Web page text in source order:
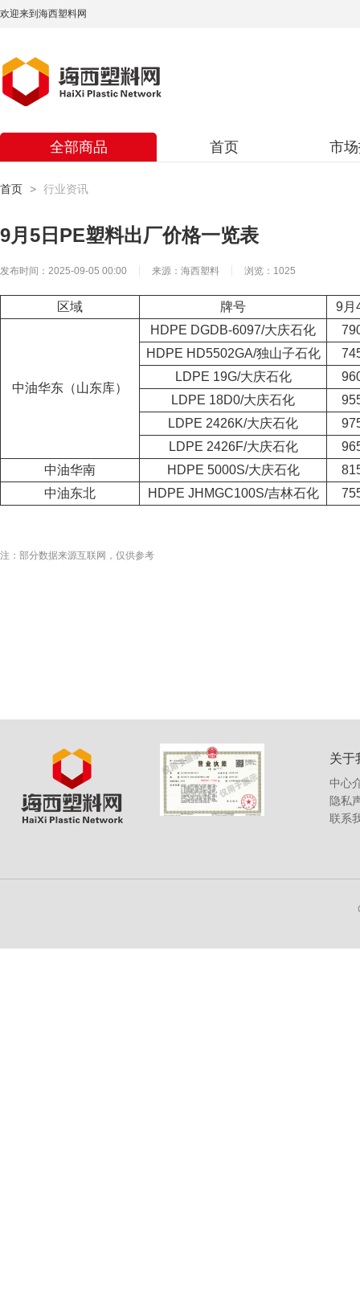
欢迎来到海西塑料网
首页 市
全部商品
首页 行业资讯
9月5日PE塑料出厂价格一览表
发布时间：2025-09-05 00:00 来源：海西塑料 浏览：1025
区域 牌号 9月
中油华东（山东库）
HDPE DGDB-6097/大庆石化
HDPE HD5502GA/独山子石化
LDPE 19G/大庆石化
LDPE 18D0/大庆石化
LDPE 2426K/大庆石化
LDPE 2426F/大庆石化
中油华南
HDPE 5000S/大庆石化
中油东北
HDPE JHMGC100S/吉林石化
注：部分数据来源互联网，仅供参考
关于
中心
隐私
联系